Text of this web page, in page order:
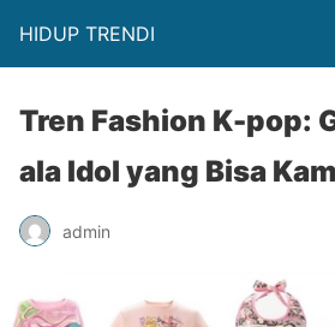
HIDUP TRENDI
Tren Fashion K-pop:
ala Idol yang Bisa
admin